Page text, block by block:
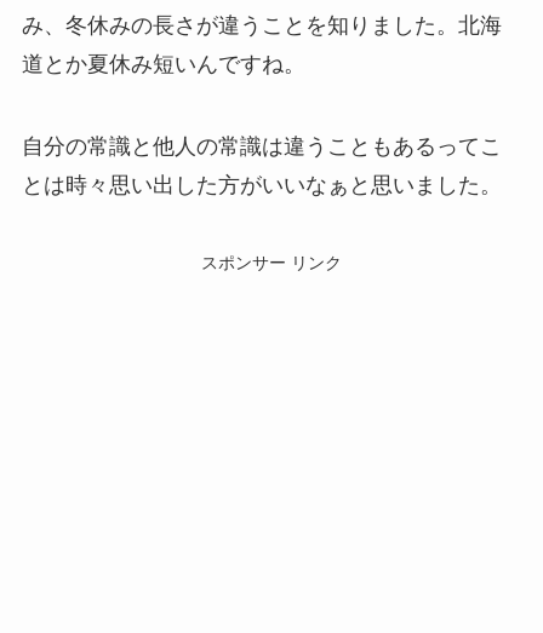
み、冬休みの長さが違うことを知りました。北海
道とか夏休み短いんですね。
自分の常識と他人の常識は違うこともあるってこ
とは時々思い出した方がいいなぁと思いました。
スポンサー リンク